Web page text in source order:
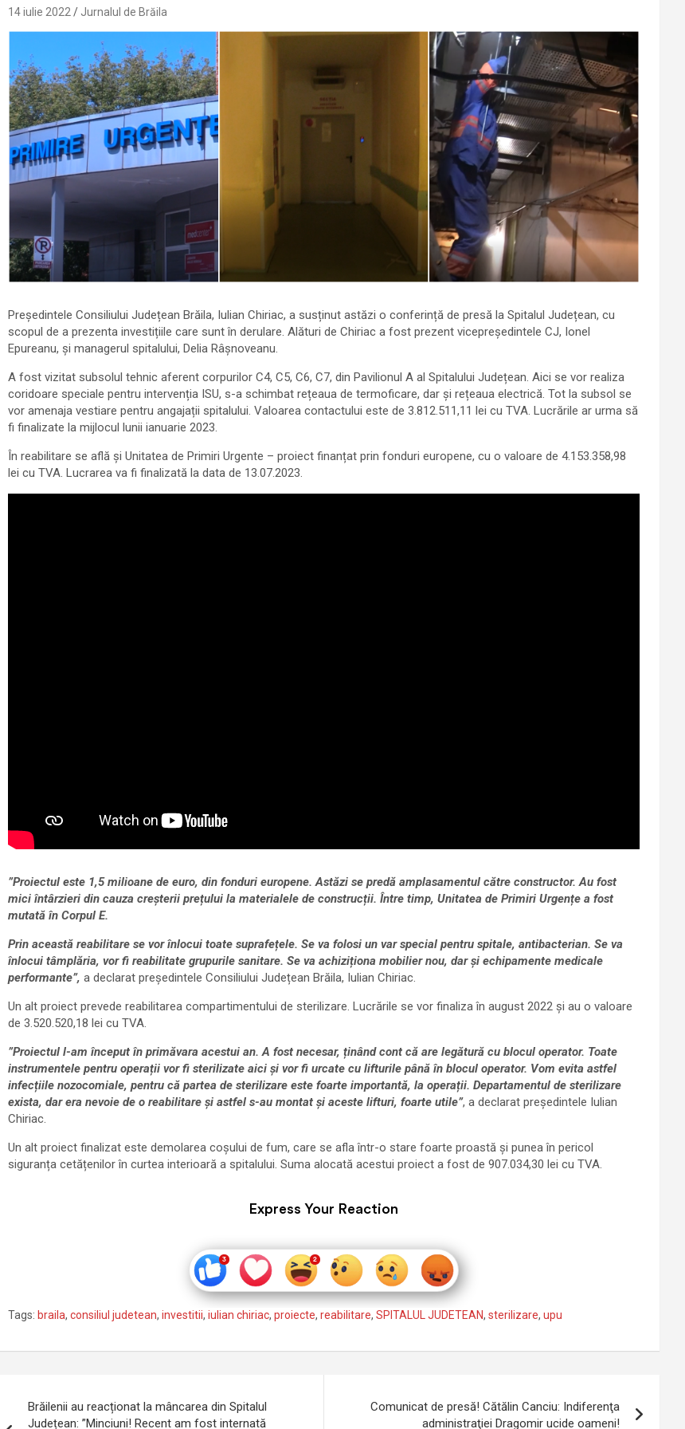
14 iulie 2022 Jurnalul de Brăila
Președintele Consiliului Județean Brăila, Iulian Chiriac, a susținut astăzi o conferință de presă la Spitalul Județean, cu
scopul de a prezenta investițiile care sunt în derulare. Alături de Chiriac a fost prezent vicepreședintele CJ, Ionel
Epureanu, și managerul spitalului, Delia Râșnoveanu.
A fost vizitat subsolul tehnic aferent corpurilor C4, C5, C6, C7, din Pavilionul A al Spitalului Județean. Aici se vor realiza
coridoare speciale pentru intervenția ISU, s-a schimbat rețeaua de termoficare, dar și rețeaua electrică. Tot la subsol se
vor amenaja vestiare pentru angajații spitalului. Valoarea contactului este de 3.812.511,11 lei cu TVA. Lucrările ar urma să
fi finalizate la mijlocul lunii ianuarie 2023.
În reabilitare se află și Unitatea de Primiri Urgente – proiect finanțat prin fonduri europene, cu o valoare de 4.153.358,98
lei cu TVA. Lucrarea va fi finalizată la data de 13.07.2023.
”Proiectul este 1,5 milioane de euro, din fonduri europene. Astăzi se predă amplasamentul către constructor. Au fost
mici întârzieri din cauza creșterii prețului la materialele de construcții. Între timp, Unitatea de Primiri Urgențe a fost
mutată în Corpul E.
Prin această reabilitare se vor înlocui toate suprafețele. Se va folosi un var special pentru spitale, antibacterian. Se va
înlocui tâmplăria, vor fi reabilitate grupurile sanitare. Se va achiziționa mobilier nou, dar și echipamente medicale
performante”, a declarat președintele Consiliului Județean Brăila, Iulian Chiriac.
Un alt proiect prevede reabilitarea compartimentului de sterilizare. Lucrările se vor finaliza în august 2022 și au o valoare
de 3.520.520,18 lei cu TVA.
”Proiectul l-am început în primăvara acestui an. A fost necesar, ținând cont că are legătură cu blocul operator. Toate
instrumentele pentru operații vor fi sterilizate aici și vor fi urcate cu lifturile până în blocul operator. Vom evita astfel
infecțiile nozocomiale, pentru că partea de sterilizare este foarte importantă, la operații. Departamentul de sterilizare
exista, dar era nevoie de o reabilitare și astfel s-au montat și aceste lifturi, foarte utile”, a declarat președintele Iulian
Chiriac.
Un alt proiect finalizat este demolarea coșului de fum, care se afla într-o stare foarte proastă și punea în pericol
siguranța cetățenilor în curtea interioară a spitalului. Suma alocată acestui proiect a fost de 907.034,30 lei cu TVA.
Express Your Reaction
Tags: braila, consiliul judetean, investitii, iulian chiriac, proiecte, reabilitare, SPITALUL JUDETEAN, sterilizare, upu
în
Brăilenii au reacționat la mâncarea din Spitalul
Județean: ”Minciuni! Recent am fost internată
Comunicat de presă! Cătălin Canciu: Indiferenţa
administraţiei Dragomir ucide oameni!